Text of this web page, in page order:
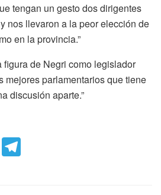
tengan un gesto dos dirigentes
nos llevaron a la peor elección de
en la provincia.”
de Negri como legislador
mejores parlamentarios que tiene
discusión aparte.”
W